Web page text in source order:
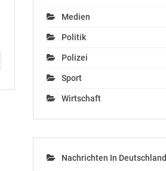
Medien
Politik
Polizei
Sport
Wirtschaft
Nachrichten In Deutschland